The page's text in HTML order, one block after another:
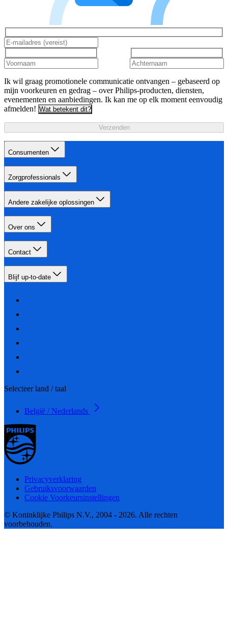
Ik wil graag promotionele communicatie ontvangen – gebaseerd op
mijn voorkeuren en gedrag – over Philips-producten, diensten,
evenementen en aanbiedingen. Ik kan me op elk moment eenvoudig
afmelden! Wat betekent dit?
Verzenden
Consumenten
Zorgprofessionals
Andere zakelijke oplossingen
Over ons
Contact
Blijf up-to-date
Selecteer land / taal
België / Nederlands
Privacyverklaring
Gebruiksvoorwaarden
Cookie Voorkeursinstellingen
© Koninklijke Philips N.V., 2004 - 2026. Alle rechten
voorbehouden.